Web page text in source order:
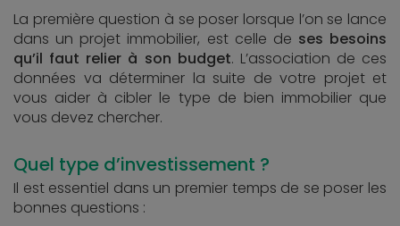
La première question à se poser lorsque l’on se lance
dans un projet immobilier, est celle de ses besoins
qu’il faut relier à son budget. L’association de ces
données va déterminer la suite de votre projet et
vous aider à cibler le type de bien immobilier que
vous devez chercher.
Quel type d’investissement ?
Il est essentiel dans un premier temps de se poser les
bonnes questions :